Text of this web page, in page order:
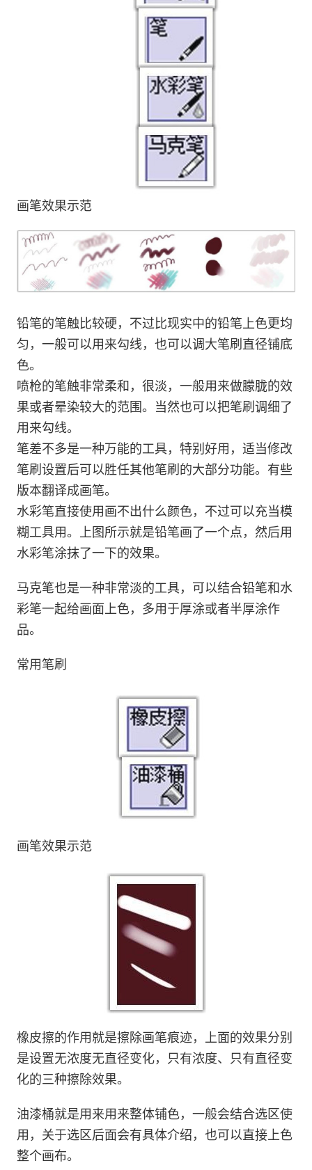
画笔效果示范
铅笔的笔触比较硬，不过比现实中的铅笔上色更均
匀，一般可以用来勾线，也可以调大笔刷直径铺底
色。
喷枪的笔触非常柔和，很淡，一般用来做朦胧的效
果或者晕染较大的范围。当然也可以把笔刷调细了
用来勾线。
笔差不多是一种万能的工具，特别好用，适当修改
笔刷设置后可以胜任其他笔刷的大部分功能。有些
版本翻译成画笔。
水彩笔直接使用画不出什么颜色，不过可以充当模
糊工具用。上图所示就是铅笔画了一个点，然后用
水彩笔涂抹了一下的效果。
马克笔也是一种非常淡的工具，可以结合铅笔和水
彩笔一起给画面上色，多用于厚涂或者半厚涂作
品。
常用笔刷
画笔效果示范
橡皮擦的作用就是擦除画笔痕迹，上面的效果分别
是设置无浓度无直径变化，只有浓度、只有直径变
化的三种擦除效果。
油漆桶就是用来用来整体铺色，一般会结合选区使
用，关于选区后面会有具体介绍，也可以直接上色
整个画布。